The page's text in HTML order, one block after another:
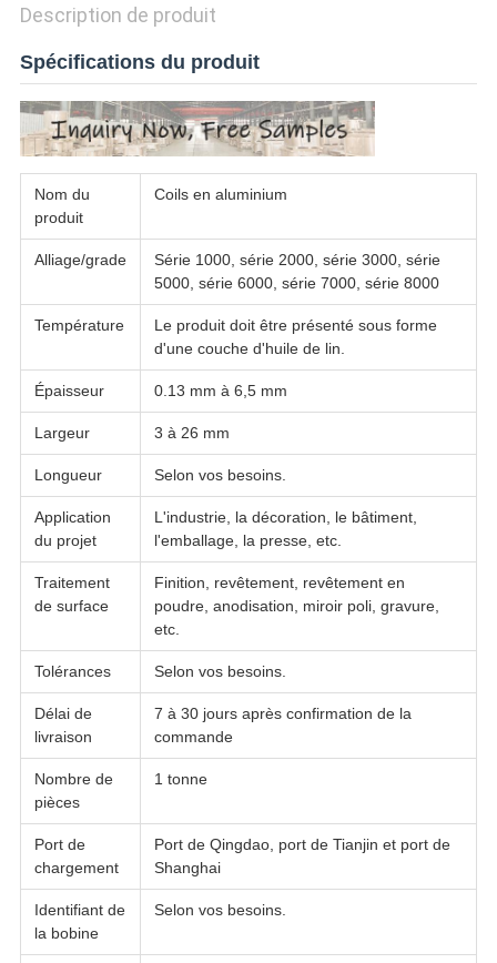
Description de produit
Spécifications du produit
Nom du
produit
Coils en aluminium
Alliage/grade
Série 1000, série 2000, série 3000, série
5000, série 6000, série 7000, série 8000
Température
Le produit doit être présenté sous forme
d'une couche d'huile de lin.
Épaisseur 0.13 mm à 6,5 mm
Largeur 3 à 26 mm
Longueur Selon vos besoins.
Application
du projet
L'industrie, la décoration, le bâtiment,
l'emballage, la presse, etc.
Traitement
de surface
Finition, revêtement, revêtement en
poudre, anodisation, miroir poli, gravure,
etc.
Tolérances Selon vos besoins.
Délai de
livraison
7 à 30 jours après confirmation de la
commande
Nombre de
pièces
1 tonne
Port de
chargement
Port de Qingdao, port de Tianjin et port de
Shanghai
Identifiant de
la bobine
Selon vos besoins.